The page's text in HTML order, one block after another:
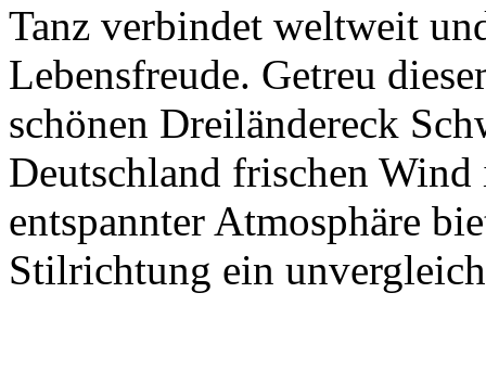
Tanz verbindet weltweit
Lebensfreude. Getreu
schönen Dreiländereck
Deutschland frischen
entspannter Atmosphäre
Stilrichtung ein